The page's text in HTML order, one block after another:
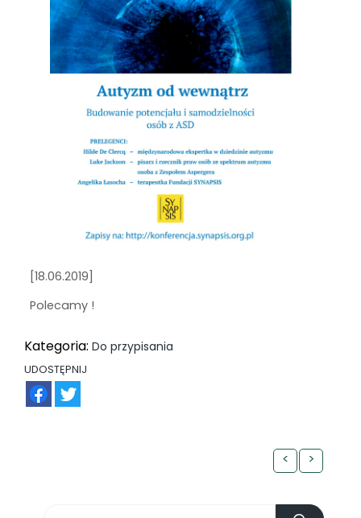
[18.06.2019]
Polecamy !
Kategoria: Do przypisania
UDOSTĘPNIJ
< >